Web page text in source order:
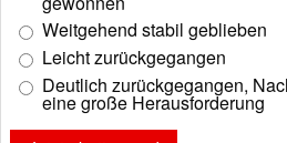
Weitgehend stabil geblieben
Leicht zurückgegangen
Deutlich zurückgegangen,
eine große Herausforderung